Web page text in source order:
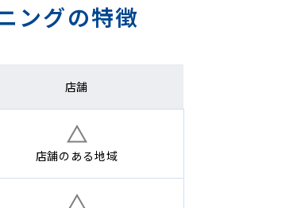
ングの特徴
店舗
店舗の ある地域